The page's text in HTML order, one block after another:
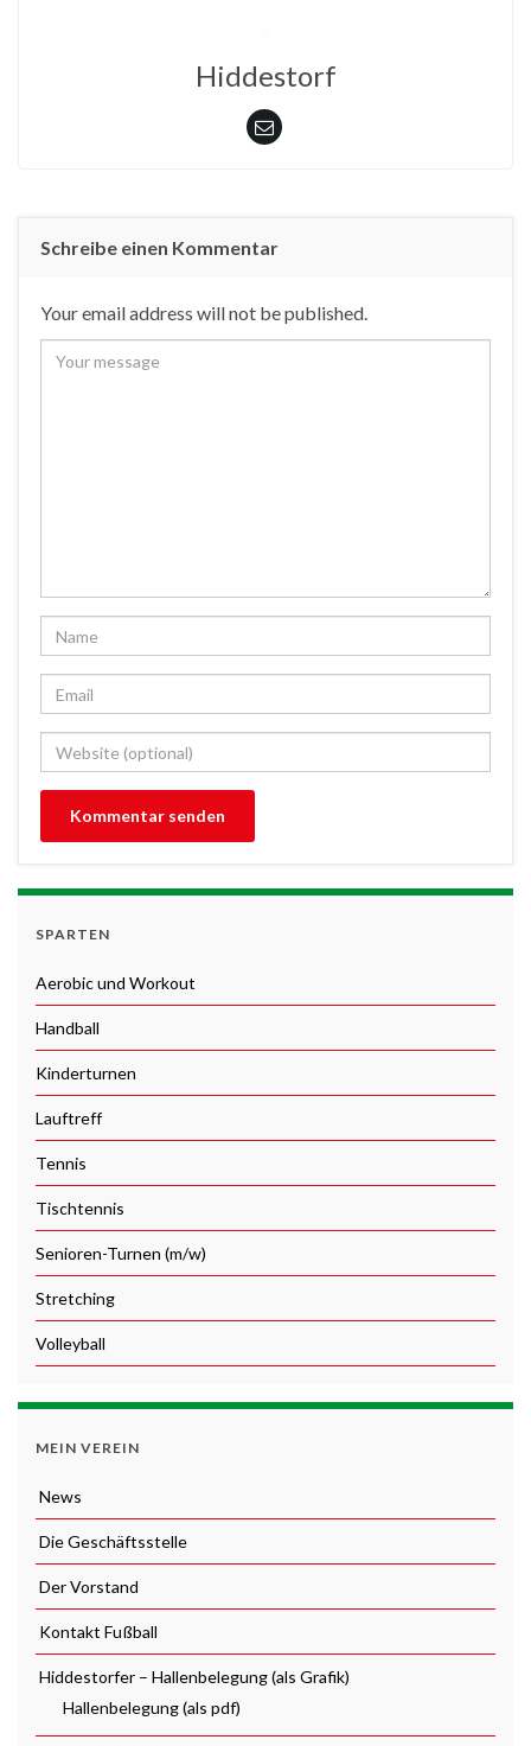
Hiddestorf
Schreibe einen Kommentar
Your email address will not be published.
SPARTEN
Aerobic und Workout
Handball
Kinderturnen
Lauftreff
Tennis
Tischtennis
Senioren-Turnen (m/w)
Stretching
Volleyball
MEIN VEREIN
News
Die Geschäftsstelle
Der Vorstand
Kontakt Fußball
Hiddestorfer – Hallenbelegung (als Grafik)
Hallenbelegung (als pdf)